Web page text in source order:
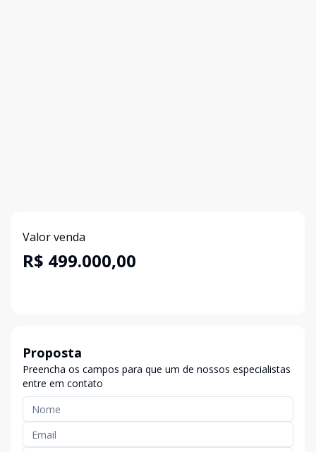
Valor venda
R$ 499.000,00
Proposta
Preencha os campos para que um de nossos especialistas
entre em contato